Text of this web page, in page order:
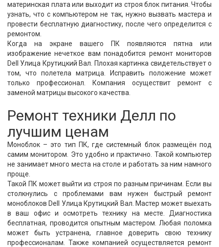
материнская плата или выходит из строя блок питания. Чтобы
узнать, что с компьютером не так, нужно вызвать мастера и
провести бесплатную диагностику, после чего определится с
ремонтом.
Когда на экране вашего ПК появляются пятна или
изображение нечеткое вам понадобится ремонт мониторов
Dell Улица Крутицкий Вал. Плохая картинка свидетельствует о
том, что полетела матрица. Исправить положение может
только профессионал. Компания осуществит ремонт с
заменой матрицы высокого качества.
Ремонт техники Делл по
лучшим ценам
Моноблок – это тип ПК, где системный блок размещён под
самим монитором. Это удобно и практично. Такой компьютер
не занимает много места на столе и работать за ним намного
проще.
Такой ПК может выйти из строя по разным причинам. Если вы
столкнулись с проблемами вам нужен быстрый ремонт
моноблоков Dell Улица Крутицкий Вал. Мастер может выехать
в ваш офис и осмотреть технику на месте. Диагностика
бесплатная, проводится опытным мастером. Любая поломка
может быть устранена, главное доверить свою технику
профессионалам. Также компанией осуществляется ремонт